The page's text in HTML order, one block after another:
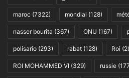
maroc (7322) mondial (128)
nasser bourita (367) ONU (167)
polisario (293) rabat (128) Roi
ROI MOHAMMED VI (329) russie